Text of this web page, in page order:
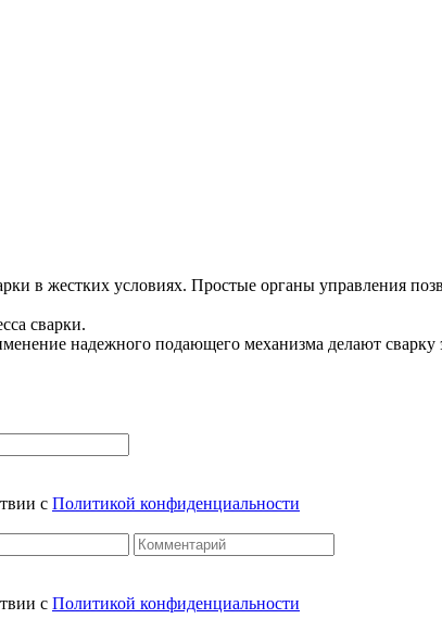
в жестких условиях. Простые органы управления
сварки.
надежного подающего механизма делают
с Политикой конфиденциальности
с Политикой конфиденциальности